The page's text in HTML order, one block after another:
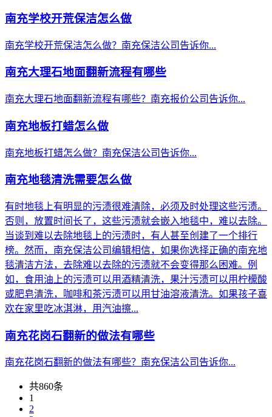
南充学校开荒保洁怎么做
南充学校开荒保洁怎么做？南充保洁公司告诉你...
南充大理石地面翻新流程有哪些
南充大理石地面翻新流程有哪些？南充报价公司告诉你...
南充地板打蜡怎么做
南充地板打蜡怎么做？南充保洁公司告诉你...
南充地毯清洗需要怎么做
有时地毯上有明显的污渍很难清除，必须及时处理这些污渍。
否则，放置时间长了，这些污渍就会嵌入地毯中，难以去除。
当谈到难以去除地毯上的污渍时，有人甚至创建了一个排行
榜。然而，南充保洁公司编辑相信，如果你选择正确的南充地
毯清洁方法，去除难以去除的污渍就不会变得那么困难。例
如，食用油上的污渍可以用酒精清洗，果汁污渍可以用柠檬酸
或肥皂清洗，咖啡和茶污渍可以用甘油溶液清洗。如果孩子喜
欢在家里吃冰淇淋，用汽油擦...
南充花岗石翻新的做法有哪些
南充花岗石翻新的做法有哪些？南充保洁公司告诉你...
共860条
1
2